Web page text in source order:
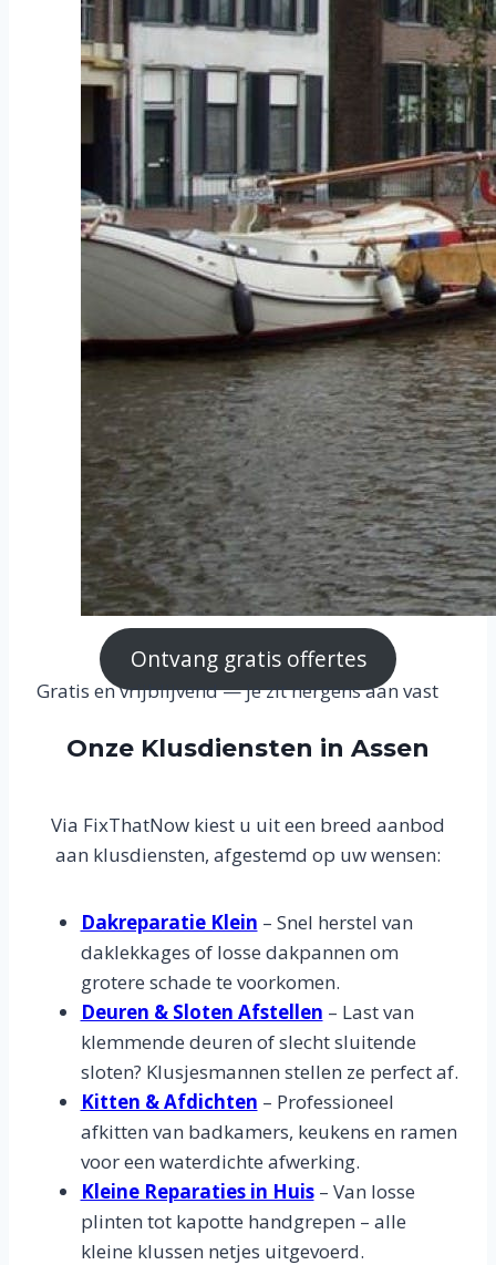
Ontvang gratis offertes
Gratis en vrijblijvend — je zit nergens aan vast
Onze Klusdiensten in Assen
Via FixThatNow kiest u uit een breed aanbod
aan klusdiensten, afgestemd op uw wensen:
Dakreparatie Klein – Snel herstel van
daklekkages of losse dakpannen om
grotere schade te voorkomen.
Deuren & Sloten Afstellen – Last van
klemmende deuren of slecht sluitende
sloten? Klusjesmannen stellen ze perfect af.
Kitten & Afdichten – Professioneel
afkitten van badkamers, keukens en ramen
voor een waterdichte afwerking.
Kleine Reparaties in Huis– Van losse
plinten tot kapotte handgrepen – alle
kleine klussen netjes uitgevoerd.